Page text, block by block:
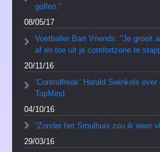
golfen.”
08/05/17
Voetballer Bart Vriends: “Je groeit
af en toe uit je comfortzone te
20/11/16
’Controlfreak’ Harald Swinkels
TopMind
04/10/16
“Zonder het Smulhuis zou ik weer
29/03/16